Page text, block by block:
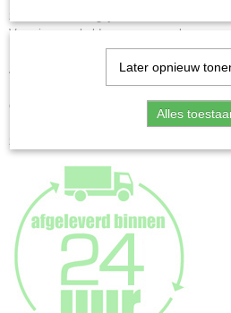
33 x 23 x 3,25 cm
Voorzien van helder, gewassen glas
Alle formaten zijn geschikt om staand of
De achterwand is voorzien voorzien van
cm.
Formaten vanaf 30x40 cm. zijn voorzien
Later opnieuw
Alles